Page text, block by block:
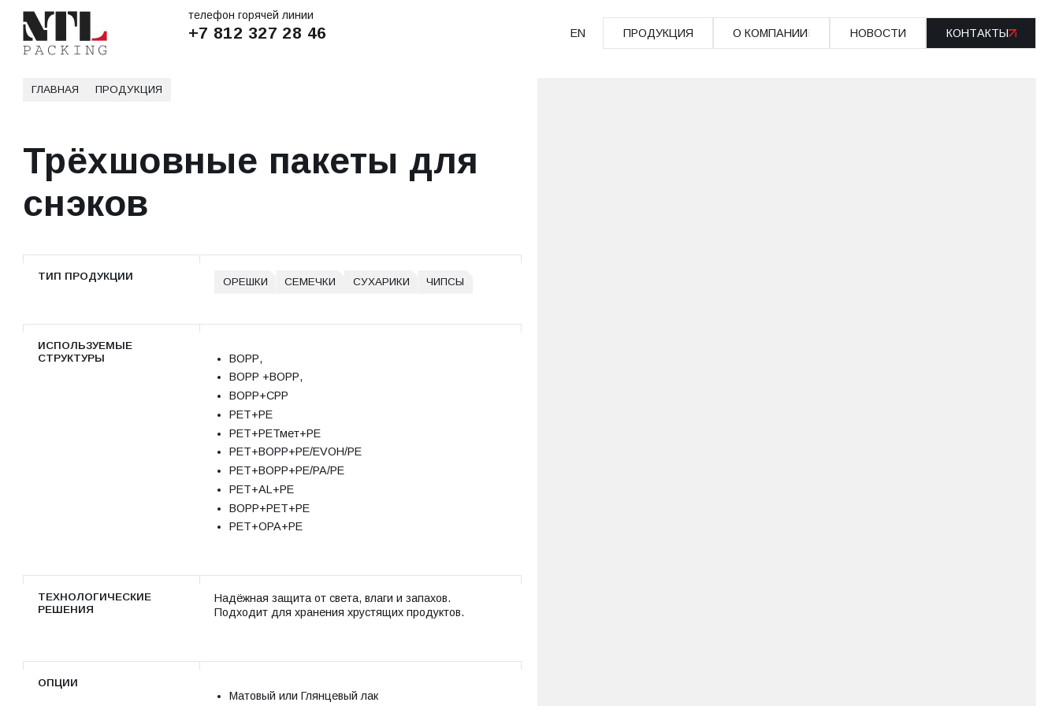
телефон горячей линии
+7 812 327 28 46 EN ПРОДУКЦИЯ О КОМПАНИИ НОВОСТИ КОНТАКТЫ
ГЛАВНАЯ ПРОДУКЦИЯ
Трёхшовные пакеты для
снэков
ТИП ПРОДУКЦИИ ОРЕШКИ СЕМЕЧКИ СУХАРИКИ ЧИПСЫ
ИСПОЛЬЗУЕМЫЕ
СТРУКТУРЫ
ВОРР,
ВОРР +ВОРР,
ВОРР+СРР
РЕТ+РЕ
РЕТ+РЕТмет+РЕ
РЕТ+ВОРР+РЕ/EVOH/РЕ
РЕТ+ВОРР+РЕ/РА/РЕ
РЕТ+AL+РЕ
ВОРР+РЕТ+РЕ
РЕТ+ОРА+РЕ
ТЕХНОЛОГИЧЕСКИЕ
РЕШЕНИЯ
Надёжная защита от света, влаги и запахов.
Подходит для хранения хрустящих продуктов.
ОПЦИИ
Матовый или Глянцевый лак